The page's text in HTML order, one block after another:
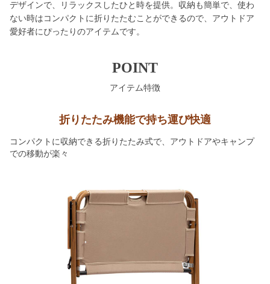
デザインで、リラックスしたひと時を提供。収納も簡単で、使わ
ない時はコンパクトに折りたたむことができるので、アウトドア
愛好者にぴったりのアイテムです。
POINT
アイテム特徴
折りたたみ機能で持ち運び快適
コンパクトに収納できる折りたたみ式で、アウトドアやキャンプ
での移動が楽々